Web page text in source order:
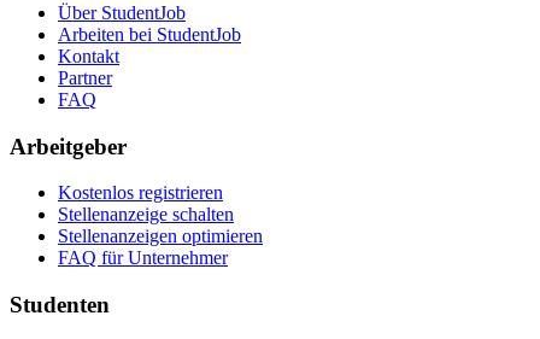
Über StudentJob
Arbeiten bei StudentJob
Kontakt
Partner
FAQ
Arbeitgeber
Kostenlos registrieren
Stellenanzeige schalten
Stellenanzeigen optimieren
FAQ für Unternehmer
Studenten